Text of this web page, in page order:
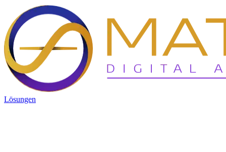
Lösungen